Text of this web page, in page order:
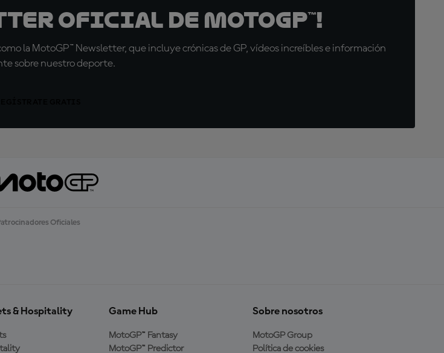
oficial de MotoGP™!
la MotoGP™ Newsletter, que incluye crónicas de GP, vídeos increíbles e información
sobre nuestro deporte.
Oficiales
& Hospitality Game Hub
MotoGP™ Fantasy
MotoGP™ Predictor
Sobre nosotros
MotoGP Group
Política de cookies